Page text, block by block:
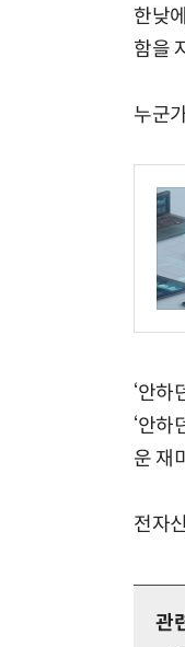
한낮
함을
누군
‘안하
‘안하
운 재
전자
관